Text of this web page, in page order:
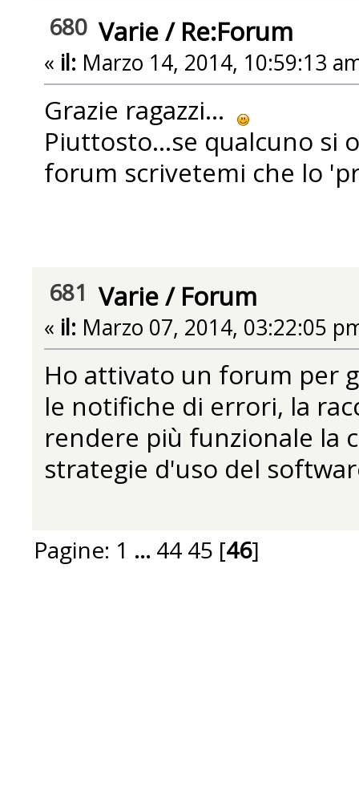
680 Varie/ Re:Forum
« il: Marzo 14, 2014, 10:59:13
Grazie ragazzi...
Piuttosto...se qualcuno si
forum scrivetemi che lo
681 Varie/ Forum
« il: Marzo 07, 2014, 03:22:05
Ho attivato un forum per
le notifiche di errori, la
rendere più funzionale la
strategie d'uso del
Pagine: 1 ... 44 45 [46]